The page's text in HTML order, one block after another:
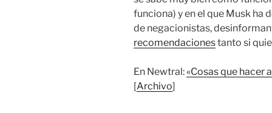
funciona) y en el que Musk ha
de negacionistas,
recomendacionestanto si
En Newtral:«Cosas que hacer
[Archivo]